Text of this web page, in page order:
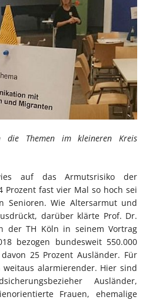
die Themen im kleineren Kreis
auf das Armutsrisiko der
Prozent fast vier Mal so hoch sei
Senioren. Wie Altersarmut und
darüber klärte Prof. Dr.
der TH Köln in seinem Vortrag
bezogen bundesweit 550.000
25 Prozent Ausländer. Für
alarmierender. Hier sind
Ausländer,
Frauen, ehemalige